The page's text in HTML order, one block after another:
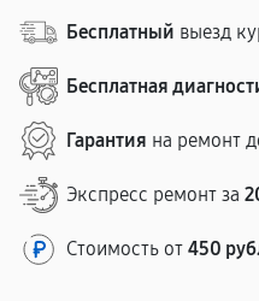
Бесплатный выезд
Бесплатная
Гарантия на ремонт
Экспресс ремонт за
Стоимость от 450